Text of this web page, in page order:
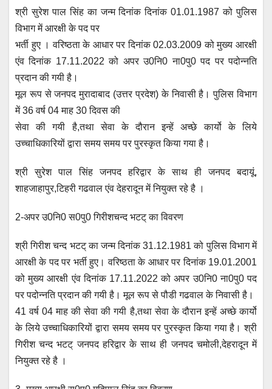
श्री सुरेश पाल सिंह का जन्म दिनांक दिनांक 01.01.1987 को पुलिस
विभाग में आरक्षी के पद पर
भर्ती हुए । वरिष्ठता के आधार पर दिनांक 02.03.2009 को मुख्य आरक्षी
एंव दिनांक 17.11.2022 को अपर उ0नि0 ना0पु0 पद पर पदोन्नति
प्रदान की गयी है।
मूल रूप से जनपद मुरादाबाद (उत्तर प्रदेश) के निवासी है। पुलिस विभाग
में 36 वर्ष 04 माह 30 दिवस की
सेवा की गयी है,तथा सेवा के दौरान इन्हें अच्छे कार्यो के लिये
उच्चाधिकारियों द्वारा समय समय पर पुरस्कृत किया गया है।
श्री सुरेश पाल सिंह जनपद हरिद्वार के साथ ही जनपद बदायूं,
शाहजाहापुर,टिहरी गढवाल एंव देहरादून में नियुक्त रहे है ।
2-अपर उ0नि0 स0पु0 गिरीशचन्द भटट् का विवरण
श्री गिरीश चन्द भटट् का जन्म दिनांक 31.12.1981 को पुलिस विभाग में
आरक्षी के पद पर भर्ती हुए। वरिष्ठता के आधार पर दिनांक 19.01.2001
को मुख्य आरक्षी एंव दिनांक 17.11.2022 को अपर उ0नि0 ना0पु0 पद
पर पदोन्नति प्रदान की गयी है। मूल रूप से पौडी गढवाल के निवासी है।
41 वर्ष 04 माह की सेवा की गयी है,तथा सेवा के दौरान इन्हें अच्छे कार्यो
के लिये उच्चाधिकारियों द्वारा समय समय पर पुरस्कृत किया गया है। श्री
गिरीश चन्द भटट् जनपद हरिद्वार के साथ ही जनपद चमोली,देहरादून में
नियुक्त रहे है ।